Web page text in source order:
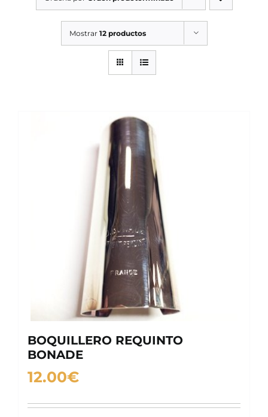
SERVICIOS TALLER
SERVICIOS TALLER
Mostrar 12 productos
BOQUILLERO REQUINTO
BONADE
12.00€